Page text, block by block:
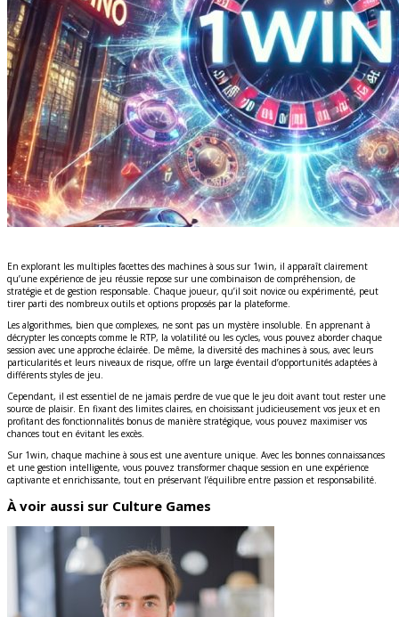
En explorant les multiples facettes des machines à sous sur 1win, il apparaît clairement
qu’une expérience de jeu réussie repose sur une combinaison de compréhension, de
stratégie et de gestion responsable. Chaque joueur, qu’il soit novice ou expérimenté, peut
tirer parti des nombreux outils et options proposés par la plateforme.
Les algorithmes, bien que complexes, ne sont pas un mystère insoluble. En apprenant à
décrypter les concepts comme le RTP, la volatilité ou les cycles, vous pouvez aborder chaque
session avec une approche éclairée. De même, la diversité des machines à sous, avec leurs
particularités et leurs niveaux de risque, offre un large éventail d’opportunités adaptées à
différents styles de jeu.
Cependant, il est essentiel de ne jamais perdre de vue que le jeu doit avant tout rester une
source de plaisir. En fixant des limites claires, en choisissant judicieusement vos jeux et en
profitant des fonctionnalités bonus de manière stratégique, vous pouvez maximiser vos
chances tout en évitant les excès.
Sur 1win, chaque machine à sous est une aventure unique. Avec les bonnes connaissances
et une gestion intelligente, vous pouvez transformer chaque session en une expérience
captivante et enrichissante, tout en préservant l’équilibre entre passion et responsabilité.
À voir aussi sur Culture Games